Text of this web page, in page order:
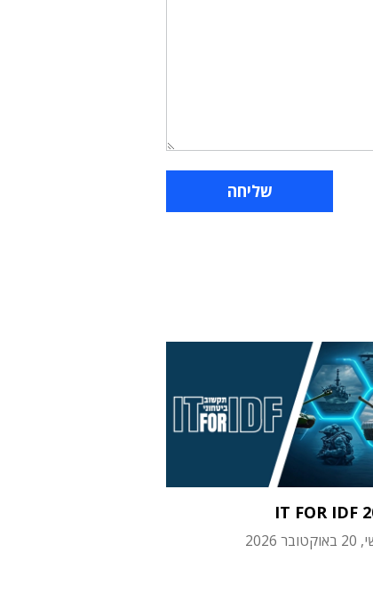
IT FOR IDF
2026